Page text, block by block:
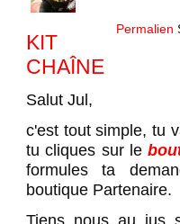
Permalien
KIT
CHAÎNE
Salut Jul,
c'est tout simple, tu
tu cliques sur le
formules ta
boutique Partenaire.
Tiens nous au jus